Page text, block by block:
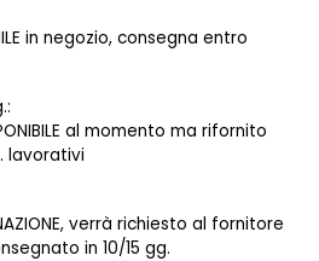
in negozio, consegna entro
al momento ma rifornito
lavorativi
verrà richiesto al fornitore
in 10/15 gg.